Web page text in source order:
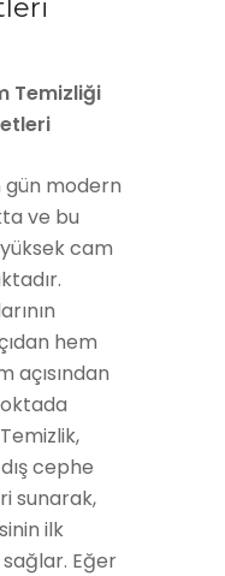
Temizliği
gün modern
ve bu
cam
hem
açısından
cephe
sunarak,
ilk
sağlar. Eğer